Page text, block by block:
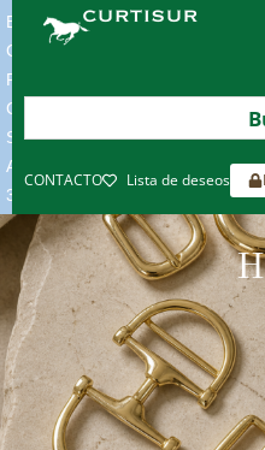
ENVIOS
GRATIS
POR
COMPRAS
SUPERIORES
A
300€*
CONTACTO Lista de deseos